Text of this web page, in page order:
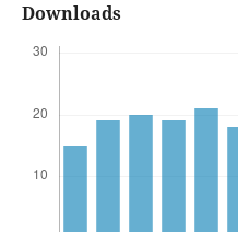
Downloads